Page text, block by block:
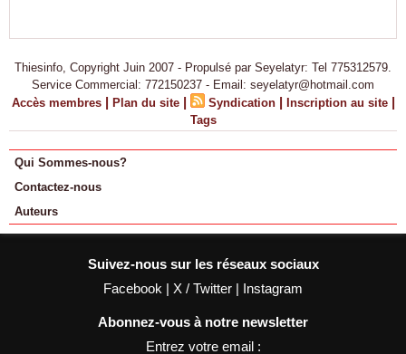
Thiesinfo, Copyright Juin 2007 - Propulsé par Seyelatyr: Tel 775312579.
Service Commercial: 772150237 - Email: seyelatyr@hotmail.com
Accès membres | Plan du site | Syndication | Inscription au site |
Tags
Qui Sommes-nous?
Contactez-nous
Auteurs
Suivez-nous sur les réseaux sociaux
Facebook | X / Twitter | Instagram
Abonnez-vous à notre newsletter
Entrez votre email :